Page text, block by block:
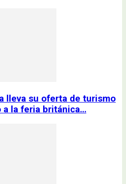
lleva su oferta de turismo
a la feria británica…